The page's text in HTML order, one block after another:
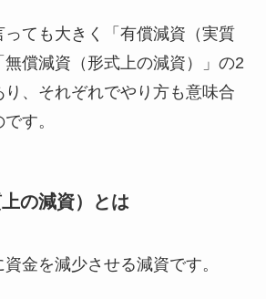
っても大きく「有償減資（実質
無償減資（形式上の減資）」の2
、それぞれでやり方も意味合
す。
の減資）とは
金を減少させる減資です。